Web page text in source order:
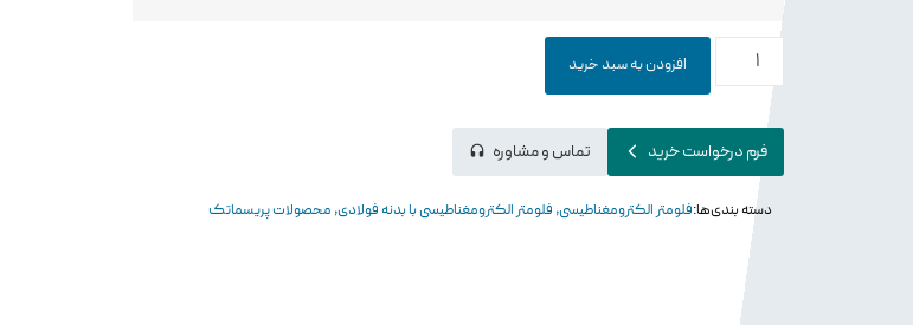
افزودن به سبد خرید
فرم درخواست خرید تماس و مشاوره
دسته بندی‌ها:فلومتر الکترومغناطیسی, فلومتر الکترومغناطیسی با بدنه فولادی, محصولات پریسماتک